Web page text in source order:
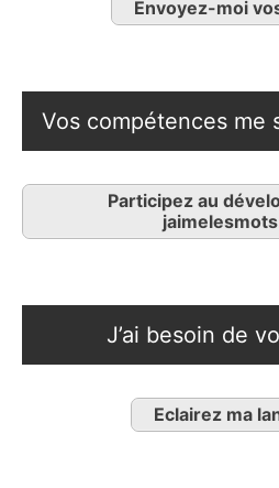
Envoyez-moi
Vos compétences me
Participez au
J’ai besoin de
Eclairez ma